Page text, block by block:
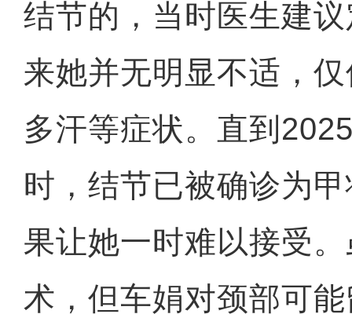
结节的，当时医生建
来她并无明显不适，
多汗等症状。直到
时，结节已被确诊为
果让她一时难以接受
术，但车娟对颈部可